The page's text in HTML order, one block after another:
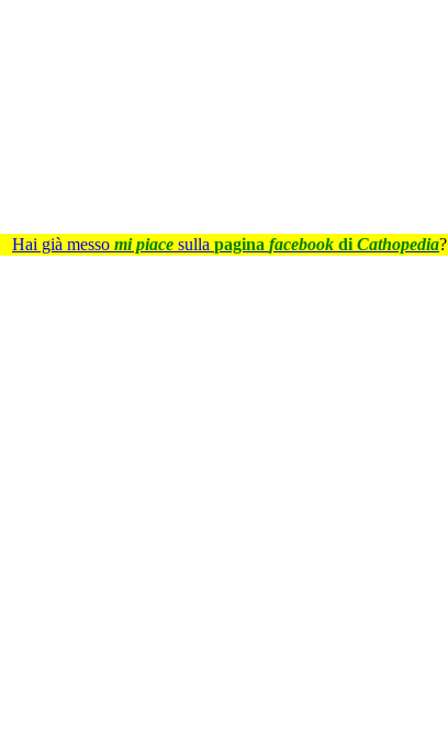
Hai già messo mi piace sulla pagina facebook di Cathopedia?